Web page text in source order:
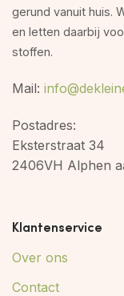
gerund vanuit huis.
en letten daarbij
stoffen.
Mail:
Postadres:
Eksterstraat 34
2406VH Alphen
Klantenservice
Over ons
Contact